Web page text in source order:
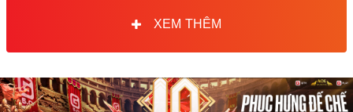
XEM THÊM